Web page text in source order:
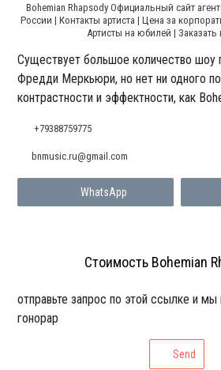
Bohemian Rhapsody Официальный сайт
России | Контакты артиста | Цена за
Артисты на юбилей | Заказать
Существует большое количество шоу
Фредди Меркьюри, но нет ни одного
контрастности и эффектности, как
+79388759775
WhatsApp
bnmusic.ru@gmail.com
Стоимость Bohemian
отправьте запрос по этой ссылке и
гонорар
Send